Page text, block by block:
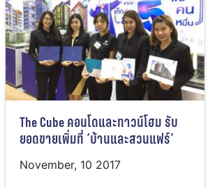
The Cube คอนโดและทาวน์โฮม รับ
ยอดขายเพิ่มที่ ‘บ้านและสวนแฟร์’
November, 10 2017